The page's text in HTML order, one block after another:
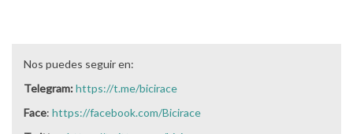
Nos puedes seguir en:
Telegram:https://t.me/bicirace
Face: https://facebook.com/Bicirace